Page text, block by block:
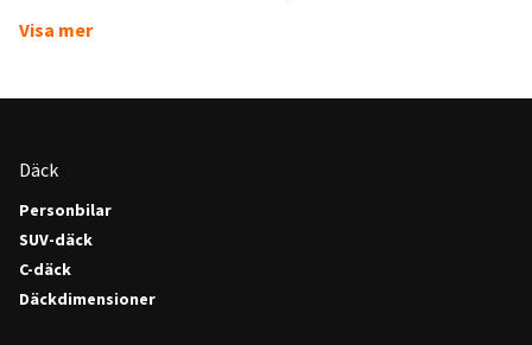
Visa mer
Däck
Personbilar
SUV-däck
C-däck
Däckdimensioner